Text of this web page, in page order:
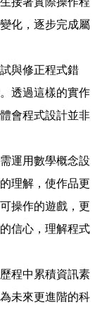
化，逐步完成屬
與修正程式錯
透過這樣的實作
會程式設計並非
運用數學概念設
理解，使作品更
操作的遊戲，更
信心，理解程式
程中累積資訊素
未來更進階的科